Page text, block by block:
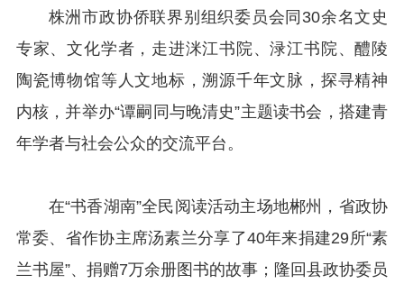
株洲市政协侨联界别组织委员会同30余名文史
专家、文化学者，走进洣江书院、渌江书院、醴陵
陶瓷博物馆等人文地标，溯源千年文脉，探寻精神
内核，并举办“谭嗣同与晚清史”主题读书会，搭建青
年学者与社会公众的交流平台。
在“书香湖南”全民阅读活动主场地郴州，省政协
常委、省作协主席汤素兰分享了40年来捐建29所“素
兰书屋”、捐赠7万余册图书的故事；隆回县政协委员